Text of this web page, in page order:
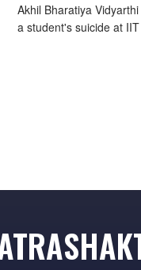
Akhil Bharatiya
a student's suicide at